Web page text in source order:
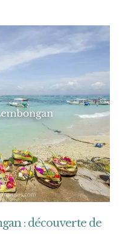
: découverte de